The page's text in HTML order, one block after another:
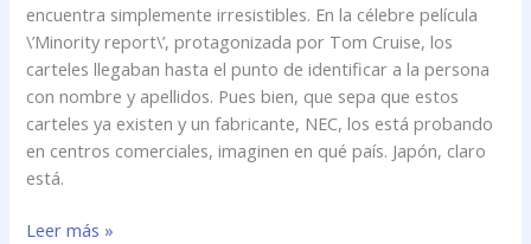
encuentra simplemente irresistibles. En la célebre película
\’Minority report\’, protagonizada por Tom Cruise, los
carteles llegaban hasta el punto de identificar a la persona
con nombre y apellidos. Pues bien, que sepa que estos
carteles ya existen y un fabricante, NEC, los está probando
en centros comerciales, imaginen en qué país. Japón, claro
está.
Leer más »